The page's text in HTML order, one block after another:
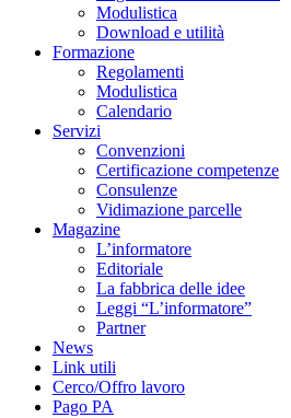
Modulistica
Download e utilità
Formazione
Regolamenti
Modulistica
Calendario
Servizi
Convenzioni
Certificazione competenze
Consulenze
Vidimazione parcelle
Magazine
L’informatore
Editoriale
La fabbrica delle idee
Leggi “L’informatore”
Partner
News
Link utili
Cerco/Offro lavoro
Pago PA